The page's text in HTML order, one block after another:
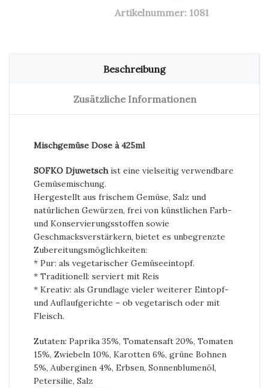
Artikelnummer: 1081
Beschreibung
Zusätzliche Informationen
Mischgemüse Dose à 425ml
SOFKO Djuwetschist eine vielseitig verwendbare
Gemüsemischung.
Hergestellt aus frischem Gemüse, Salz und
natürlichen Gewürzen, frei von künstlichen Farb-
und Konservierungsstoffen sowie
Geschmacksverstärkern, bietet es unbegrenzte
Zubereitungsmöglichkeiten:
* Pur: als vegetarischer Gemüseeintopf.
* Traditionell: serviert mit Reis
* Kreativ: als Grundlage vieler weiterer Eintopf-
und Auflaufgerichte – ob vegetarisch oder mit
Fleisch.
Zutaten: Paprika 35%, Tomatensaft 20%, Tomaten
15%, Zwiebeln 10%, Karotten 6%, grüne Bohnen
5%, Auberginen 4%, Erbsen, Sonnenblumenöl,
Petersilie, Salz